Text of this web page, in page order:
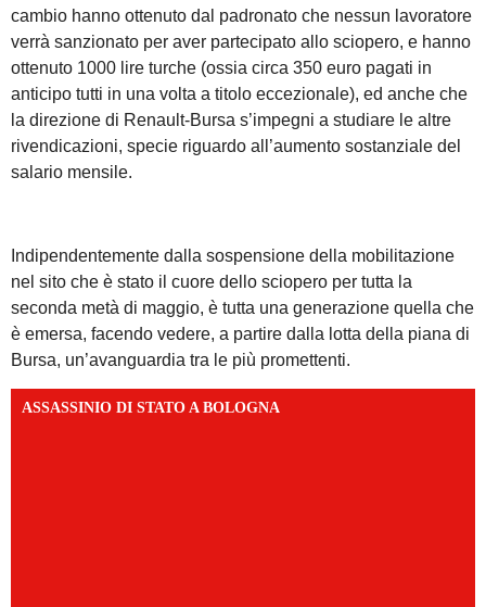
cambio hanno ottenuto dal padronato che nessun lavoratore
verrà sanzionato per aver partecipato allo sciopero, e hanno
ottenuto 1000 lire turche (ossia circa 350 euro pagati in
anticipo tutti in una volta a titolo eccezionale), ed anche che
la direzione di Renault-Bursa s’impegni a studiare le altre
rivendicazioni, specie riguardo all’aumento sostanziale del
salario mensile.
Indipendentemente dalla sospensione della mobilitazione
nel sito che è stato il cuore dello sciopero per tutta la
seconda metà di maggio, è tutta una generazione quella che
è emersa, facendo vedere, a partire dalla lotta della piana di
Bursa, un’avanguardia tra le più promettenti.
ASSASSINIO DI STATO A BOLOGNA